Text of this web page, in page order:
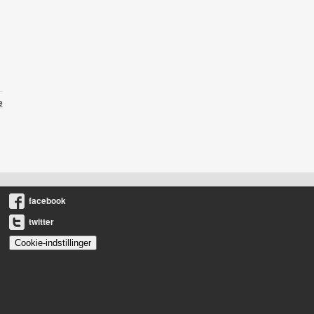
facebook
twitter
Cookie-indstillinger